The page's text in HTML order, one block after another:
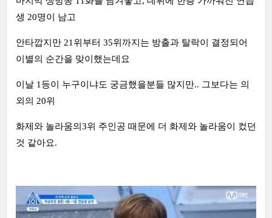
생 20명이 남고
안타깝지만 21위부터 35위까지는 방출과 탈락이 결정되어
이별의 순간을 맞이했는데요
이날 1등이 누구이냐도 궁금했을분들 많지만.. 그보다는 의
외의 20위
화제와 놀라움의3위 주인공 때문에 더 화제와 놀라움이 컸던
것 같아요.